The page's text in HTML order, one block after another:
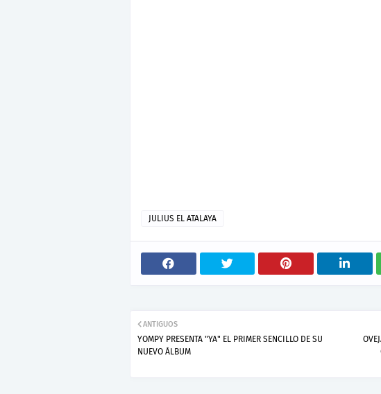
JULIUS EL ATALAYA
ANTIGUOS
YOMPY PRESENTA "YA" EL PRIMER SENCILLO DE SU
NUEVO ÁLBUM